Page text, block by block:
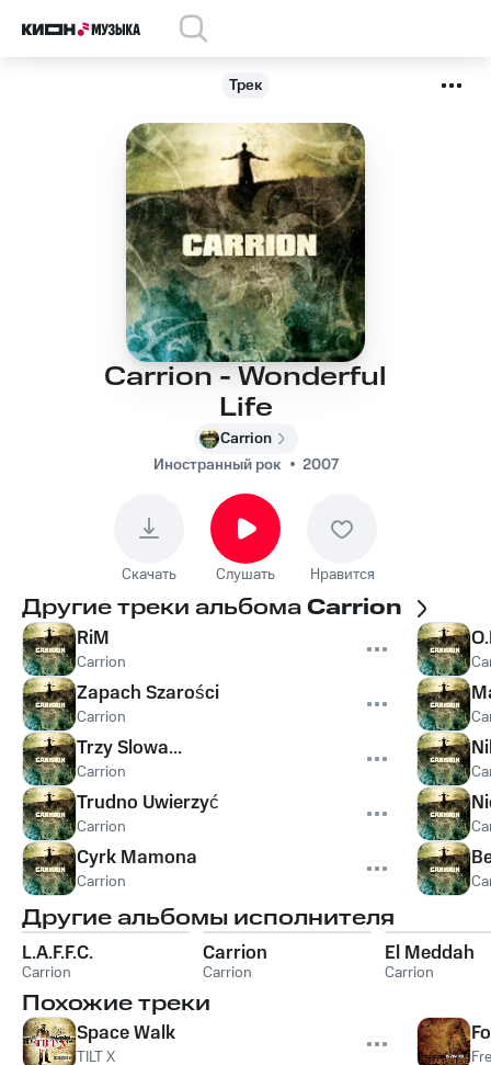
Трек
Carrion - Wonderful
Life
Carrion
Иностранный рок
2007
Скачать Слушать Нравится
Другие треки альбомаCarrion
RiM
Carrion
Zapach Szarości
Carrion
Trzy Slowa...
Carrion
Trudno Uwierzyć
Carrion
Cyrk Mamona
Carrion
Другие альбомы исполнителя
L.A.F.F.C.
Carrion
Carrion
Carrion
El Meddah
Carrion
Похожие треки
Space Walk
TILT X